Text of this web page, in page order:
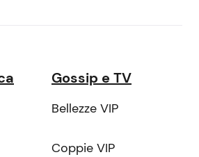
Gossip e TV
Bellezze VIP
Coppie VIP